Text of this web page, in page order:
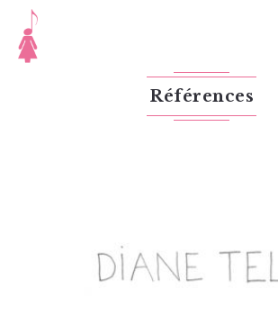
Références